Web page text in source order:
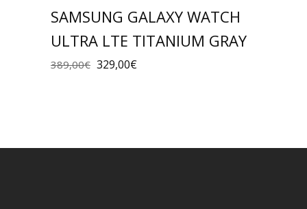
SAMSUNG GALAXY WATCH
ULTRA LTE TITANIUM GRAY
389,00€ 329,00€